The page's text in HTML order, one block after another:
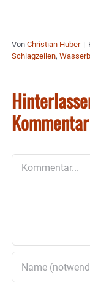
Von Christian Huber |
Schlagzeilen,
Kommentar